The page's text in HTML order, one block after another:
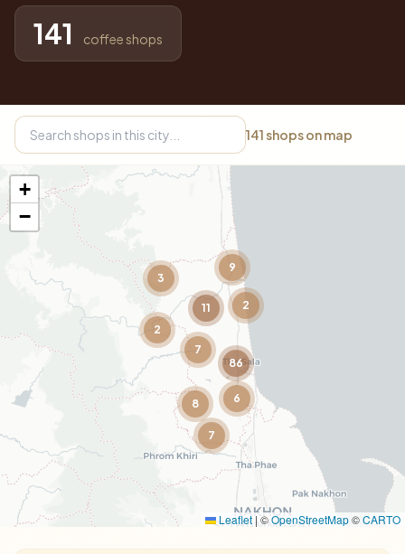
141 coffee shops
141 shops on map
2
3
2
11
9
7
86
6
7
8
+
−
Leaflet | ©OpenStreetMap©CARTO